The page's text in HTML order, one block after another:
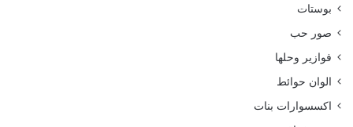
بوستات
صور حب
فوازير وحلها
الوان حوائط
اكسسوارات بنات